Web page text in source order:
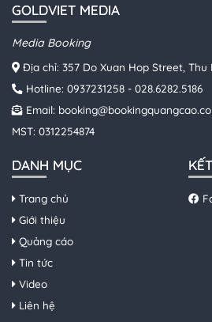
GOLDVIET MEDIA
Media Booking
Địa chỉ: 357 Do Xuan Hop Street, Thu
Hotline: 0937231258 - 028.6282.5186
Email:
MST: 0312254874
DANH MỤC
Trang chủ
Giới thiệu
Quảng cáo
Tin tức
Video
Liên hệ